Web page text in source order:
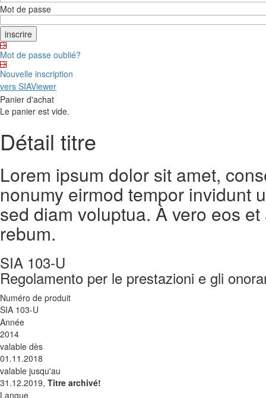
Mot de passe
Mot de passe oublié?
Nouvelle inscription
vers SIAViewer
Panier d'achat
Le panier est vide.
Détail titre
Lorem ipsum dolor sit amet,
nonumy eirmod tempor invidunt
sed diam voluptua. À vero eos
rebum.
SIA 103-U
Regolamento per le prestazioni e gli
Numéro de produit
SIA 103-U
Année
2014
valable dès
01.11.2018
valable jusqu'au
31.12.2019, Titre archivé!
Langue